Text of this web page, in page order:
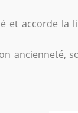
et accorde la
ancienneté,